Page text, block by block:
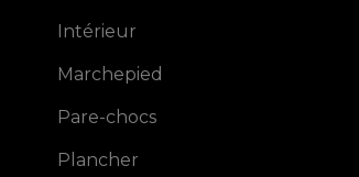
Intérieur
Marchepied
Pare-chocs
Plancher